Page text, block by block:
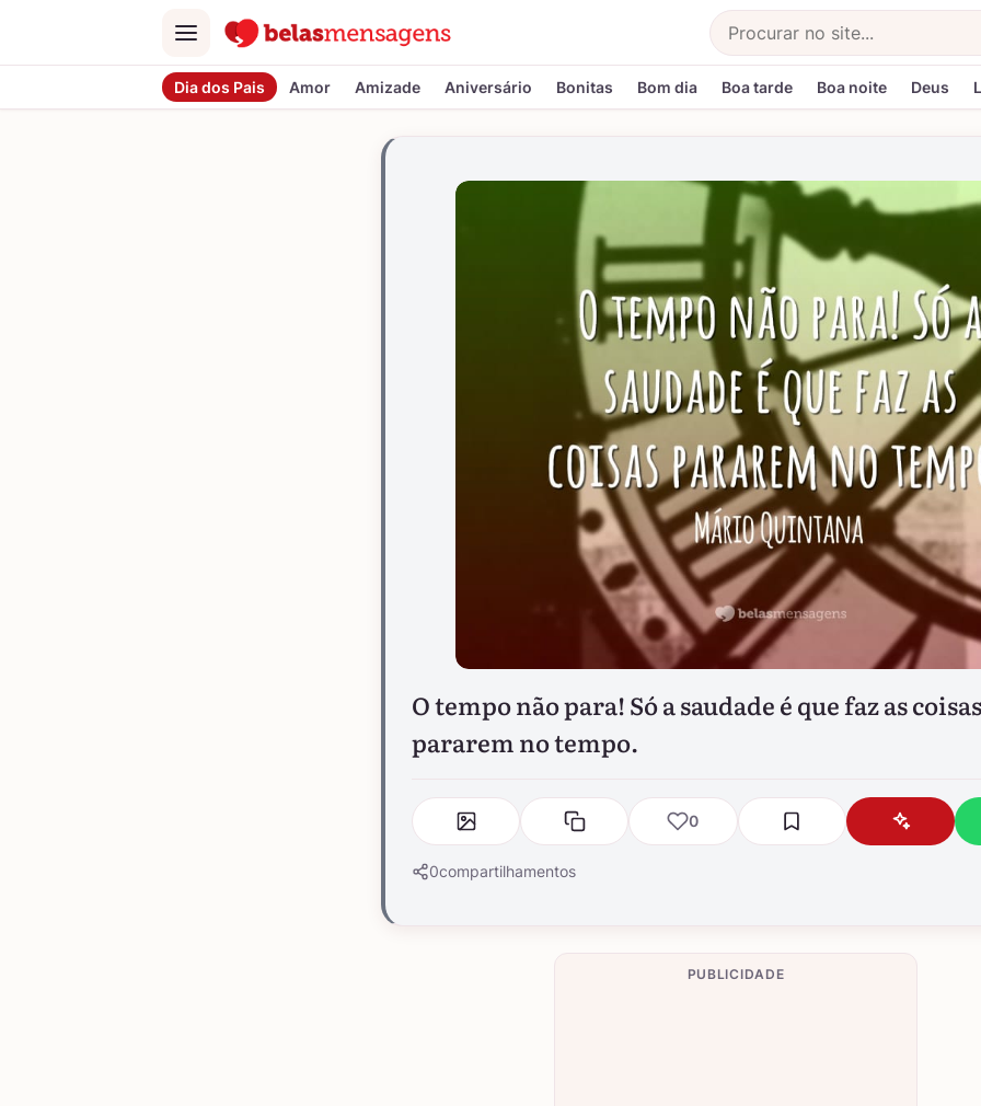
Menu
Buscar
Dia dos Pais Amor Amizade Aniversário Bonitas Bom dia Boa tarde Boa noite Deus
O tempo não para! Só a saudade é que faz as coisas
pararem no tempo.
0
0compartilhamentos
PUBLICIDADE